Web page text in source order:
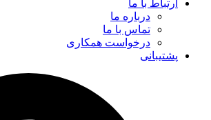
ارتباط با ما
درباره ما
تماس با ما
درخواست همکاری
پشتیبانی